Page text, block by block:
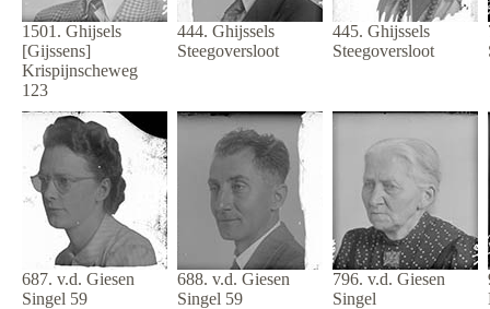
1501. Ghijsels
[Gijssens]
Krispijnscheweg
123
444. Ghijssels
Steegoversloot
445. Ghijssels
Steegoversloot
687. v.d. Giesen
Singel 59
688. v.d. Giesen
Singel 59
796. v.d. Giesen
Singel